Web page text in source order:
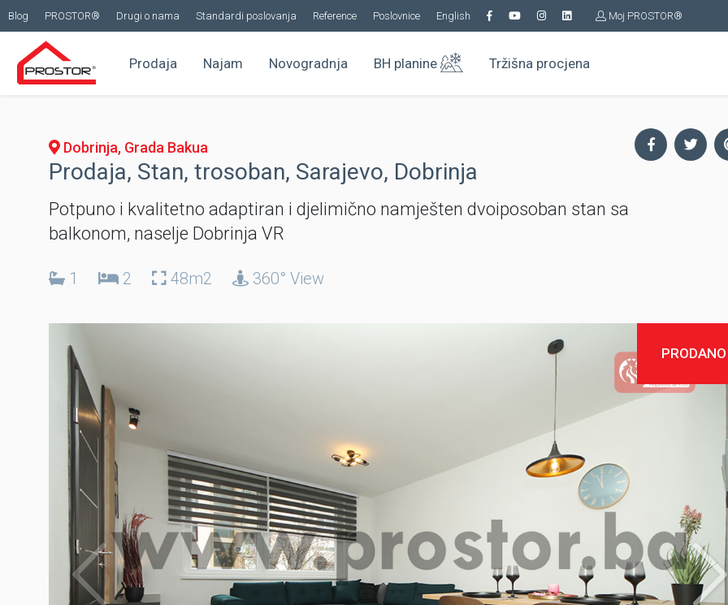
Blog PROSTOR® Drugi o nama Standardi poslovanja Reference Poslovnice English Moj PROSTOR®
Prodaja Najam Novogradnja BH planine Tržišna procjena
Dobrinja, Grada Bakua
Prodaja, Stan, trosoban, Sarajevo, Dobrinja
Potpuno i kvalitetno adaptiran i djelimično namješten dvoiposoban stan sa
balkonom, naselje Dobrinja VR
1 2 48m2 360° View
PRODANO